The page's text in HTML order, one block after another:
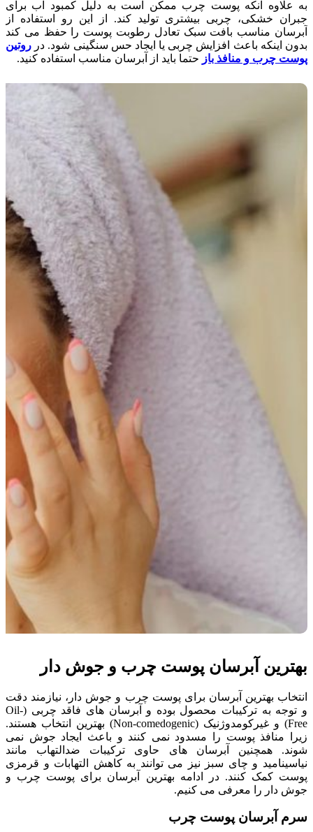
به علاوه آنکه پوست چرب ممکن است به دلیل کمبود آب برای
جبران خشکی، چربی بیشتری تولید کند. از این رو استفاده از
آبرسان مناسب بافت سبک تعادل رطوبت پوست را حفظ می کند
بدون اینکه باعث افزایش چربی یا ایجاد حس سنگینی شود. در روتین
پوست چرب و منافذ باز حتما باید از آبرسان مناسب استفاده کنید.
بهترین آبرسان پوست چرب و جوش دار
انتخاب بهترین آبرسان برای پوست چرب و جوش دار، نیازمند دقت
و توجه به ترکیبات محصول بوده و آبرسان های فاقد چربی (Oil-
Free) و غیرکومدوژنیک (Non-comedogenic) بهترین انتخاب هستند.
زیرا منافذ پوست را مسدود نمی کنند و باعث ایجاد جوش نمی
شوند. همچنین آبرسان های حاوی ترکیبات ضدالتهاب مانند
نیاسینامید و چای سبز نیز می توانند به کاهش التهابات و قرمزی
پوست کمک کنند. در ادامه بهترین آبرسان برای پوست چرب و
جوش دار را معرفی می کنیم.
سرم آبرسان پوست چرب